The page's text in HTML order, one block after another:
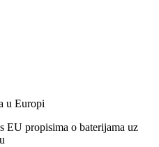
u Europi
EU propisima o baterijama uz